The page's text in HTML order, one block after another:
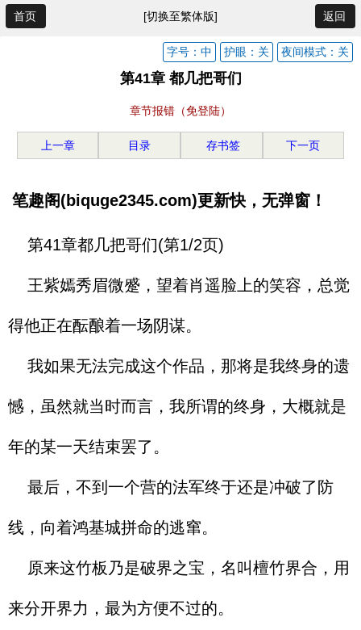
首页 [切换至繁体版] 返回
夜间模式：关
护眼：关
字号：中
第41章 都几把哥们
章节报错（免登陆）
上一章 目录 存书签 下一页
笔趣阁(biquge2345.com)更新快，无弹窗！
第41章都几把哥们(第1/2页)
王紫嫣秀眉微蹙，望着肖遥脸上的笑容，总觉
得他正在酝酿着一场阴谋。
我如果无法完成这个作品，那将是我终身的遗
憾，虽然就当时而言，我所谓的终身，大概就是
年的某一天结束罢了。
最后，不到一个营的法军终于还是冲破了防
线，向着鸿基城拼命的逃窜。
原来这竹板乃是破界之宝，名叫檀竹界合，用
来分开界力，最为方便不过的。